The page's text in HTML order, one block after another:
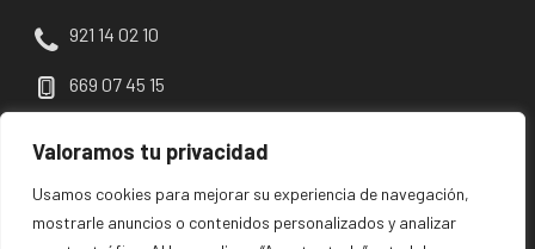
Valoramos tu privacidad
Usamos cookies para mejorar su experiencia de navegación,
mostrarle anuncios o contenidos personalizados y analizar
921 14 02 10
669 07 45 15